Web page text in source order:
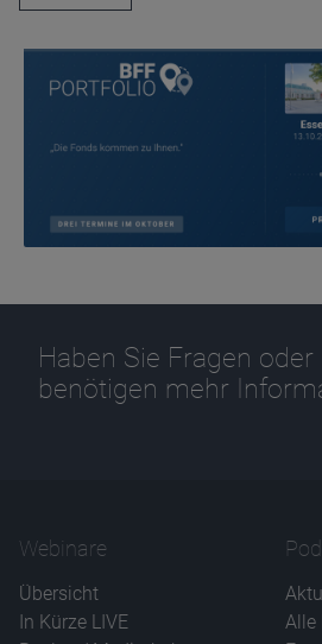
Haben Sie Fragen oder
benötigen mehr
Webinare
Übersicht
In Kürze LIVE
Alle
Name
CPref
D&C
Zweck